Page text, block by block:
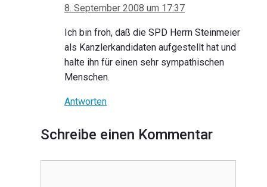
8. September 2008 um 17:37
Ich bin froh, daß die SPD Herrn Steinmeier
als Kanzlerkandidaten aufgestellt hat und
halte ihn für einen sehr sympathischen
Menschen.
Antworten
Schreibe einen Kommentar